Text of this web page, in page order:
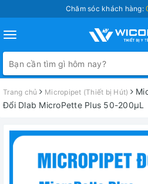
Chăm sóc khách hàng:
Toggle
navigation
Trang chủ Micropipet (Thiết bị Hút)
Đổi Dlab MicroPette Plus 50-200μL